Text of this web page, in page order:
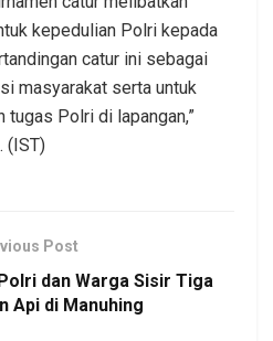
kepedulian Polri kepada
catur ini sebagai
masyarakat serta untuk
tugas Polri di lapangan,”
(IST)
Post
dan Warga Sisir Tiga
Api di Manuhing